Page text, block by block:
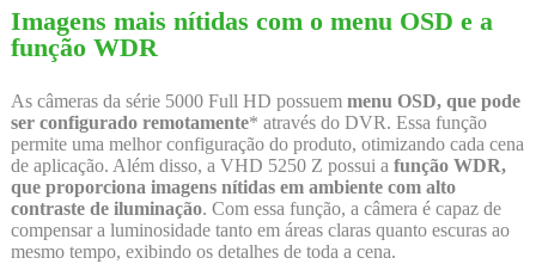
Imagens mais nítidas com o menu OSD e a
função WDR
As câmeras da série 5000 Full HD possuem menu OSD, que pode
ser configurado remotamente* através do DVR. Essa função
permite uma melhor configuração do produto, otimizando cada cena
de aplicação. Além disso, a VHD 5250 Z possui a função WDR,
que proporciona imagens nítidas em ambiente com alto
contraste de iluminação. Com essa função, a câmera é capaz de
compensar a luminosidade tanto em áreas claras quanto escuras ao
mesmo tempo, exibindo os detalhes de toda a cena.